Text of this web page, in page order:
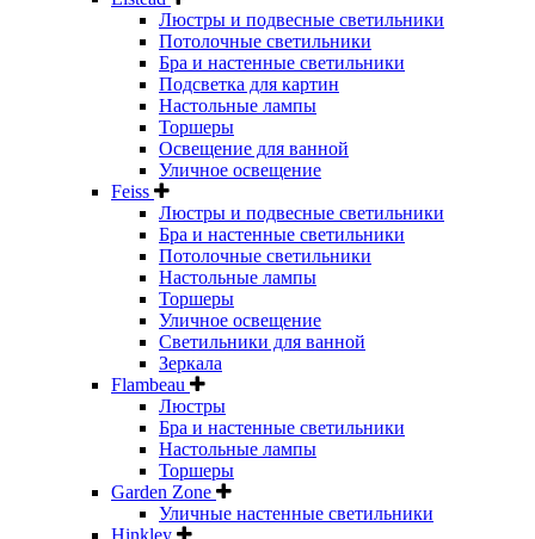
Люстры и подвесные светильники
Потолочные светильники
Бра и настенные светильники
Подсветка для картин
Настольные лампы
Торшеры
Освещение для ванной
Уличное освещение
Feiss
Люстры и подвесные светильники
Бра и настенные светильники
Потолочные светильники
Настольные лампы
Торшеры
Уличное освещение
Светильники для ванной
Зеркала
Flambeau
Люстры
Бра и настенные светильники
Настольные лампы
Торшеры
Garden Zone
Уличные настенные светильники
Hinkley